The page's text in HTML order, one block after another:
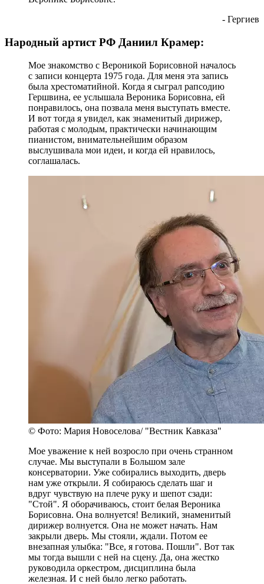
- Гергиев
Народный артист РФ Даниил Крамер:
Мое знакомство с Вероникой Борисовной началось
с записи концерта 1975 года. Для меня эта запись
была хрестоматийной. Когда я сыграл рапсодию
Гершвина, ее услышала Вероника Борисовна, ей
понравилось, она позвала меня выступать вместе.
И вот тогда я увидел, как знаменитый дирижер,
работая с молодым, практически начинающим
пианистом, внимательнейшим образом
выслушивала мои идеи, и когда ей нравилось,
соглашалась.
© Фото: Мария Новоселова/ "Вестник Кавказа"
Мое уважение к ней возросло при очень странном
случае. Мы выступали в Большом зале
консерватории. Уже собирались выходить, дверь
нам уже открыли. Я собираюсь сделать шаг и
вдруг чувствую на плече руку и шепот сзади:
"Стой". Я оборачиваюсь, стоит белая Вероника
Борисовна. Она волнуется! Великий, знаменитый
дирижер волнуется. Она не может начать. Нам
закрыли дверь. Мы стояли, ждали. Потом ее
внезапная улыбка: "Все, я готова. Пошли". Вот так
мы тогда вышли с ней на сцену. Да, она жестко
руководила оркестром, дисциплина была
железная. И с ней было легко работать.